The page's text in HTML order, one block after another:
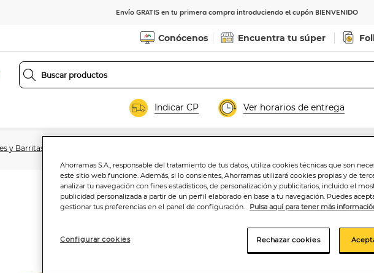
Envío GRATIS en tu primera compra introduciendo el cupón BIENVENIDO
Conócenos Encuentra tu súper
Indicar CP Ver horarios de entrega
y Barritas
Galleta
3,29€
21,93€/kilo
Ahorramas S.A., responsable del tratamiento de tus datos, utiliza cookies técnicas que son
este sitio web funcione. Además, si lo consientes, Ahorramas utilizará cookies propias y de
analizar tu navegación con fines estadísticos, de personalización y publicitarios, incluido el
publicidad personalizada a partir de un perfil elaborado en base a tu navegación. Puedes
gestionar tus preferencias en el panel de configuración.
Pulsa aquí para tener más
Configurar cookies Rechazar cookies